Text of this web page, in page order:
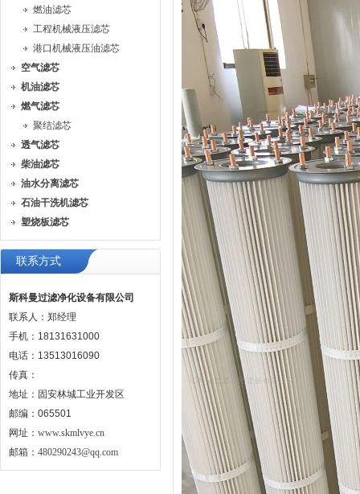
燃油滤芯
工程机械液压滤芯
港口机械液压油滤芯
空气滤芯
机油滤芯
燃气滤芯
聚结滤芯
透气滤芯
柴油滤芯
油水分离滤芯
石油干洗机滤芯
塑烧板滤芯
联系方式
斯科曼过滤净化设备有限公司
联系人：郑经理
手机：18131631000
电话：13513016090
传真：
地址：固安林城工业开发区
邮编：065501
网址： www.skmlvye.cn
邮箱： 480290243@qq.com